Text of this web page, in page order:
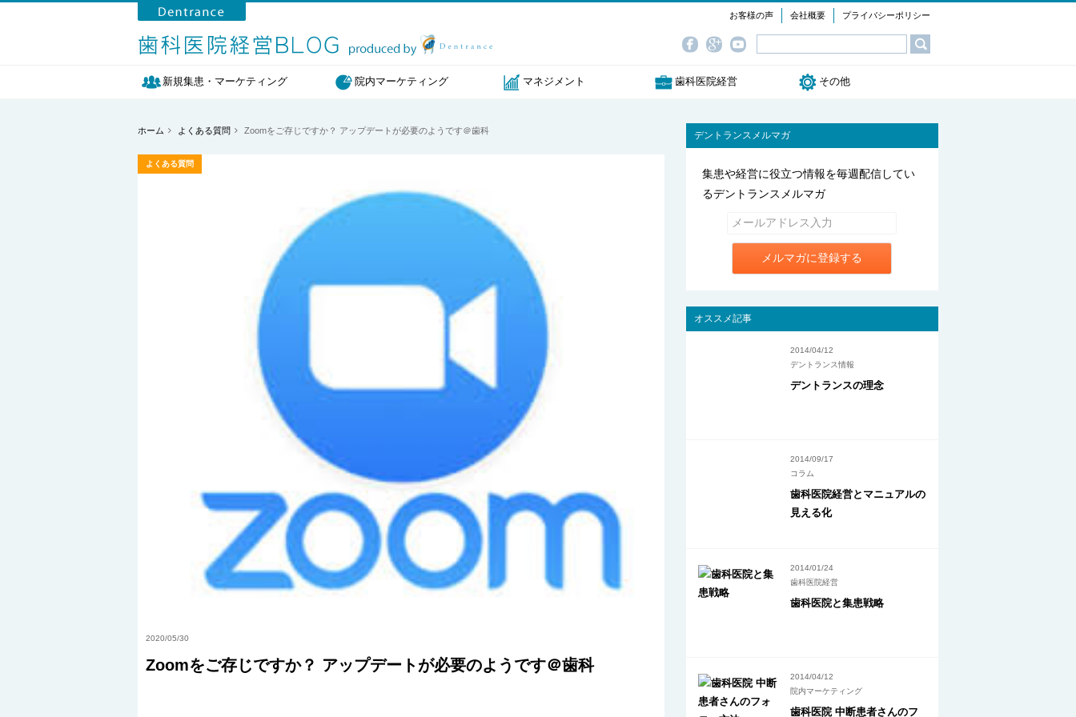
お客様の声 会社概要 プライバシーポリシー
facebook
google+YouTube
新規集患・マーケティング 院内マーケティング マネジメント 歯科医院経営 その他
ホーム よくある質問 Zoomをご存じですか？ アップデートが必要のようです＠歯科
2020/05/30
よくある質問
Zoomをご存じですか？ アップデートが必要のようです＠歯科
デントランスメルマガ
集患や経営に役立つ情報を毎週配信してい
るデントランスメルマガ
メルマガに登録する
オススメ記事
2014/04/12
デントランス情報
デントランスの理念
2014/09/17
コラム
歯科医院経営とマニュアルの
見える化
2014/01/24
歯科医院経営
歯科医院と集患戦略
2014/04/12
院内マーケティング
歯科医院 中断患者さんのフ